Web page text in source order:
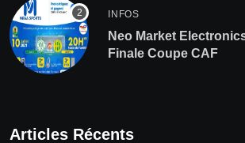
INFOS
Neo Market
Finale Coupe CAF
Articles Récents